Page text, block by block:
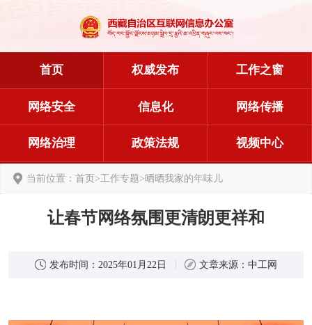
首页 权威发布 工作之窗
网络安全 信息化 网络传播
网络治理 政策法规 视频中心
当前位置： 首页>工作专题>晒晒我家的年味儿
让春节网络氛围更清朗更祥和
发布时间： 2025年01月22日 文章来源： 中工网